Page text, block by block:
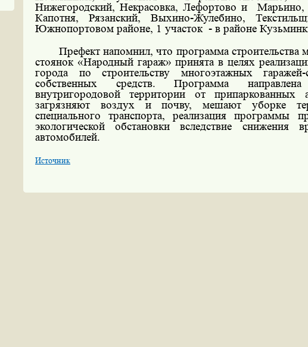
Нижегородский, Некрасовка, Лефортово и
Марьино,
Капотня, Рязанский, Выхино-Жулебино,
Южнопортовом районе, 1 участок - в районе
Префект напомнил, что программа строительства
стоянок «Народный гараж» принята в целях
города по строительству многоэтажных
собственных средств. Программа
внутригородовой территории от припаркованных
загрязняют воздух и почву, мешают уборке
специального транспорта, реализация программы
экологической обстановки вследствие снижения
автомобилей.
Источник